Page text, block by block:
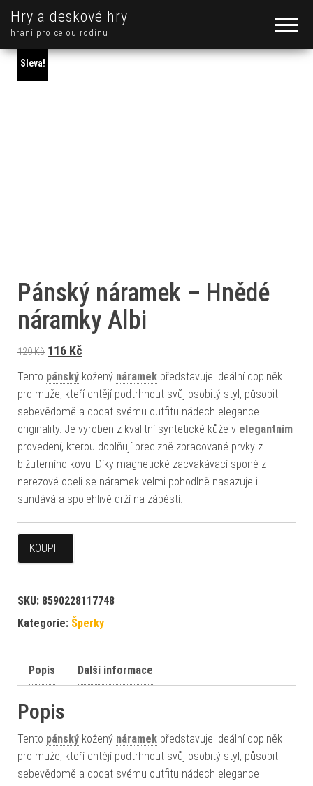
Hry a deskové hry
hraní pro celou rodinu
Sleva!
Pánský náramek – Hnědé
náramky Albi
129Kč Původní cena byla: 129 Kč.
116 Kč
Tento pánský kožený náramek představuje ideální doplněk
pro muže, kteří chtějí podtrhnout svůj osobitý styl, působit
sebevědomě a dodat svému outfitu nádech elegance i
originality. Je vyroben z kvalitní syntetické kůže v elegantním
provedení, kterou doplňují precizně zpracované prvky z
bižuterního kovu. Díky magnetické zacvakávací sponě z
nerezové oceli se náramek velmi pohodlně nasazuje i
sundává a spolehlivě drží na zápěstí.
KOUPIT
SKU: 8590228117748
Kategorie: Šperky
Popis Další informace
Popis
Tento pánský kožený náramek představuje ideální doplněk
pro muže, kteří chtějí podtrhnout svůj osobitý styl, působit
sebevědomě a dodat svému outfitu nádech elegance i